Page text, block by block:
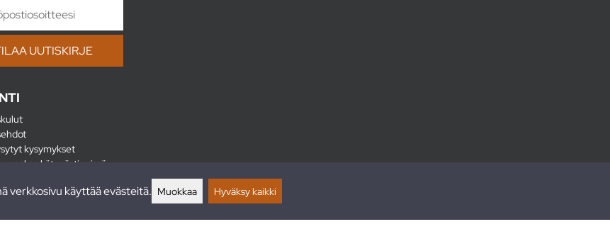
kysymykset
- maksa kätevästi erissä
verkkosivu käyttää evästeitä. Muokkaa Hyväksy kaikki